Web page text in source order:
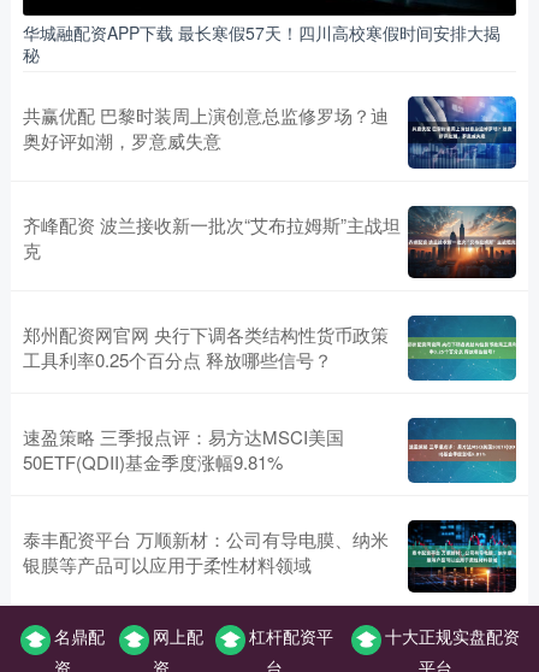
华城融配资APP下载 最长寒假57天！四川高校寒假时间安排大揭
秘
共赢优配 巴黎时装周上演创意总监修罗场？迪
奥好评如潮，罗意威失意
齐峰配资 波兰接收新一批次“艾布拉姆斯”主战坦
克
郑州配资网官网 央行下调各类结构性货币政策
工具利率0.25个百分点 释放哪些信号？
速盈策略 三季报点评：易方达MSCI美国
50ETF(QDII)基金季度涨幅9.81%
泰丰配资平台 万顺新材：公司有导电膜、纳米
银膜等产品可以应用于柔性材料领域
名鼎配
网上配
杠杆配资平
十大正规实盘配资